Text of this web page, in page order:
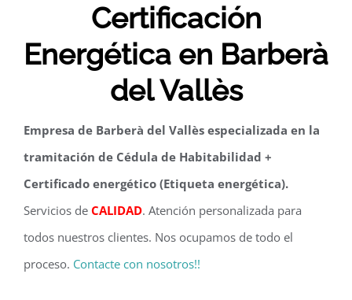
Certificación
Energética en Barberà
del Vallès
Empresa de Barberà del Vallès especializada en la
tramitación de Cédula de Habitabilidad +
Certificado energético (Etiqueta energética).
Servicios de CALIDAD. Atención personalizada para
todos nuestros clientes. Nos ocupamos de todo el
proceso. Contacte con nosotros!!